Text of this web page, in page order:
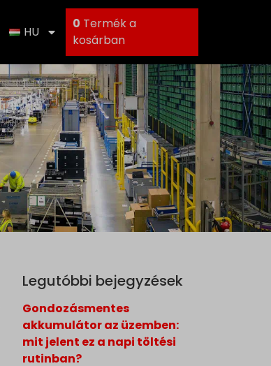
HU
0 Termék a
kosárban
Legutóbbi bejegyzések
Gondozásmentes
akkumulátor az üzemben:
mit jelent ez a napi töltési
rutinban?